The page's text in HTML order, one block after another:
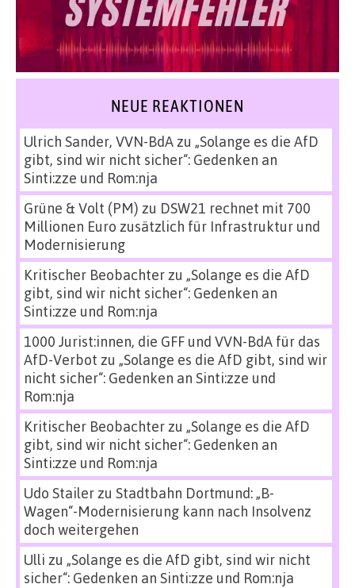
NEUE REAKTIONEN
Ulrich Sander, VVN-BdAzu „Solange es die AfD
gibt, sind wir nicht sicher“: Gedenken an
Sinti:zze und Rom:nja
Grüne & Volt (PM) zu DSW21 rechnet mit 700
Millionen Euro zusätzlich für Infrastruktur und
Modernisierung
Kritischer Beobachterzu „Solange es die AfD
gibt, sind wir nicht sicher“: Gedenken an
Sinti:zze und Rom:nja
1000 Jurist:innen, die GFF und VVN-BdA für das
AfD-Verbot zu „Solange es die AfD gibt, sind wir
nicht sicher“: Gedenken an Sinti:zze und
Rom:nja
Kritischer Beobachterzu „Solange es die AfD
gibt, sind wir nicht sicher“: Gedenken an
Sinti:zze und Rom:nja
Udo Stailerzu Stadtbahn Dortmund: „B-
Wagen“-Modernisierung kann nach Insolvenz
doch weitergehen
Ulli zu „Solange es die AfD gibt, sind wir nicht
sicher“: Gedenken an Sinti:zze und Rom:nja